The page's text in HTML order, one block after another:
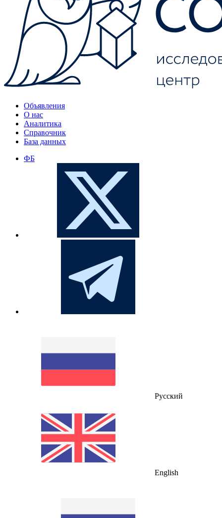
Объявления
О нас
Аналитика
Справочник
База данных
ФБ
Русский
English